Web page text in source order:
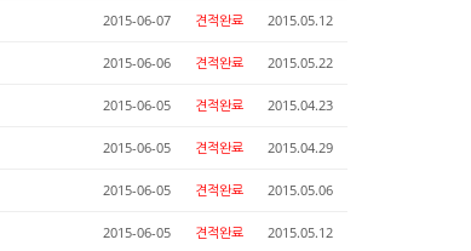
2015-06-07 견적완료 2015.05.12
2015-06-06 견적완료 2015.05.22
2015-06-05 견적완료 2015.04.23
2015-06-05 견적완료 2015.04.29
2015-06-05 견적완료 2015.05.06
2015-06-05 견적완료 2015.05.12